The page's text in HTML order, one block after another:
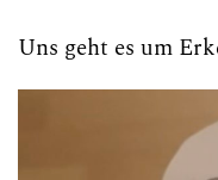
Uns geht es um